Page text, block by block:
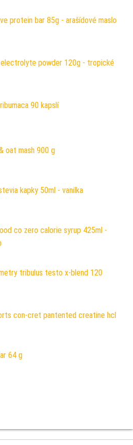
protein bar 85g - arašídové maslo
electrolyte powder 120g - tropické
90 kapslí
oat mash 900 g
kapky 50ml - vanilka
co zero calorie syrup 425ml -
tribulus testo x-blend 120
con-cret pantented creatine hcl
64 g